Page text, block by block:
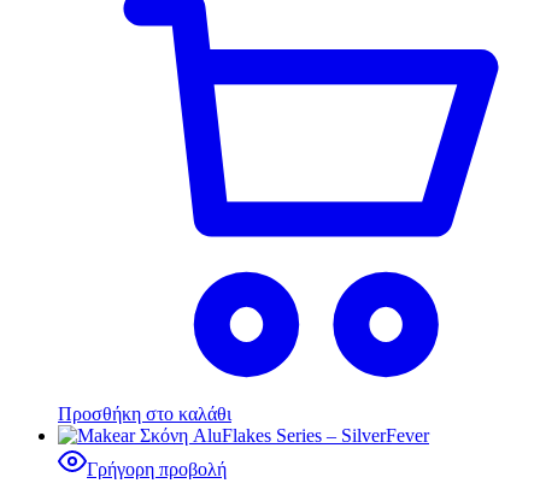
Προσθήκη στο καλάθι
Γρήγορη προβολή